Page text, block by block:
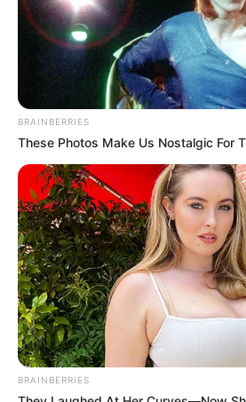
Remember Them? These '90s
Era—See The Complete List
BRAINBERRIES
BRAINBERRIES
These Photos Make Us Nostalgic For
BRAINBERRIES